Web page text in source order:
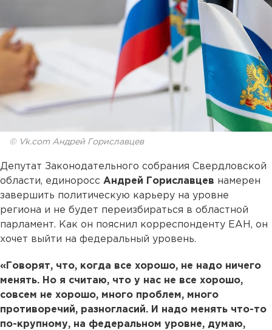
© Vk.com Андрей Гориславцев
Депутат Законодательного собрания Свердловской
области, единоросс Андрей Гориславцев намерен
завершить политическую карьеру на уровне
региона и не будет переизбираться в областной
парламент. Как он пояснил корреспонденту ЕАН, он
хочет выйти на федеральный уровень.
«Говорят, что, когда все хорошо, не надо ничего
менять. Но я считаю, что у нас не все хорошо,
совсем не хорошо, много проблем, много
противоречий, разногласий. И надо менять что-то
по-крупному, на федеральном уровне, думаю,